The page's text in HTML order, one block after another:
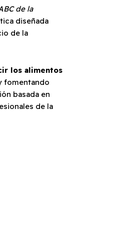
de la
diseñada
de la
los alimentos
fomentando
basada en
de la